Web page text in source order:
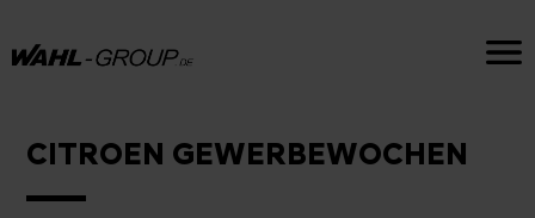
CITROEN GEWERBEWOCHEN